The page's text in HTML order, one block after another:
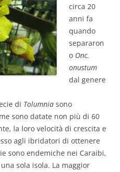
circa 20
anni fa
quando
separaron
o Onc.
onustum
dal genere
di Tolumnia sono
sono datate non più di 60
la loro velocità di crescita e
agli ibridatori di ottenere
sono endemiche nei Caraibi,
sola isola. La maggior